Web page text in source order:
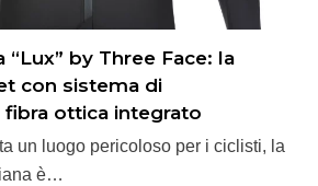
“Lux” by Three Face: la
con sistema di
fibra ottica integrato
un luogo pericoloso per i ciclisti, la
è…